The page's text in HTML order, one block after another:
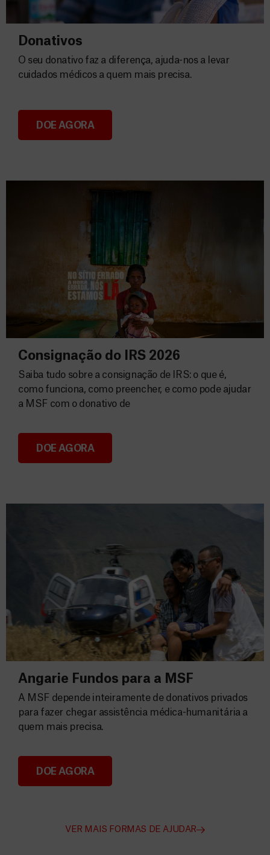
Donativos
Donativos
O seu donativo faz a diferença, ajuda-nos a levar
cuidados médicos a quem mais precisa.
DOE AGORA
Consignação do IRS 2026
Consignação do IRS 2026
Saiba tudo sobre a consignação de IRS: o que é,
como funciona, como preencher, e como pode ajudar
a MSF com o donativo de
DOE AGORA
Angarie Fundos para a MSF
Angarie Fundos para a MSF
A MSF depende inteiramente de donativos privados
para fazer chegar assistência médica-humanitária a
quem mais precisa.
DOE AGORA
VER MAIS FORMAS DE AJUDAR